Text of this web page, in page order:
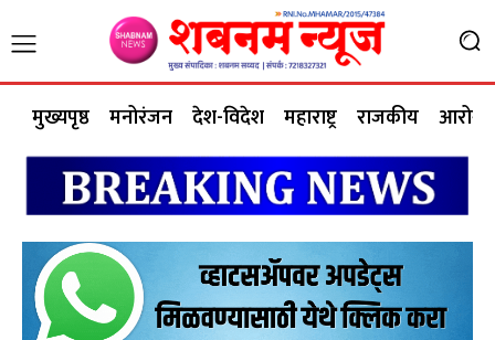
मुख्यपृष्ठ मनोरंजन देश-विदेश महाराष्ट्र राजकीय आरोग्य